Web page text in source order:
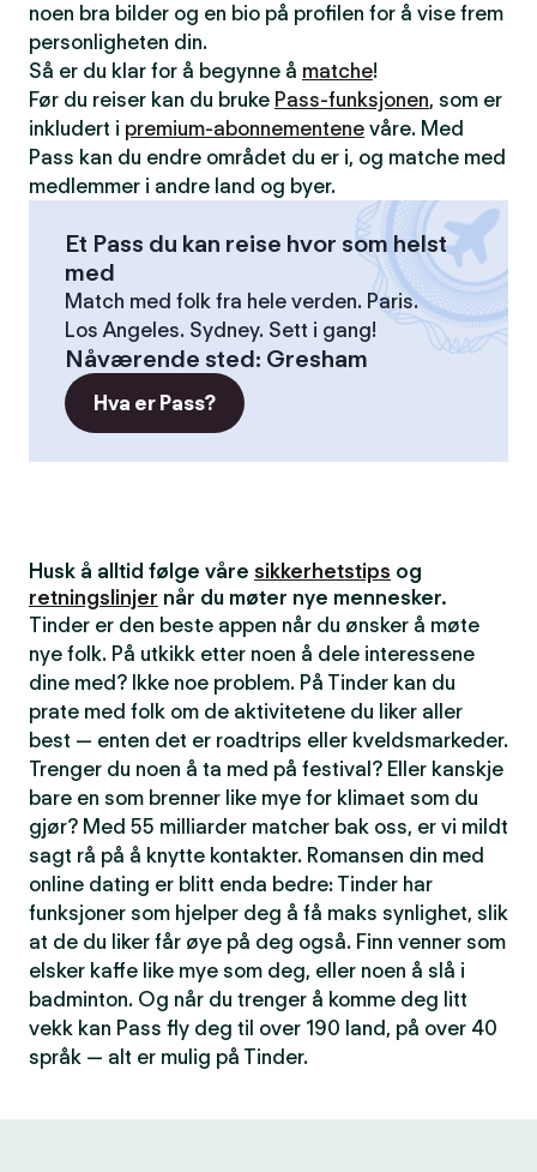
noen bra bilder og en bio på profilen for å vise frem
personligheten din.
Så er du klar for å begynne å matche!
Før du reiser kan du bruke Pass-funksjonen, som er
inkludert i premium-abonnementene våre. Med
Pass kan du endre området du er i, og matche med
medlemmer i andre land og byer.
Et Pass du kan reise hvor som helst
med
Match med folk fra hele verden. Paris.
Los Angeles. Sydney. Sett i gang!
Nåværende sted: Gresham
Hva er Pass?
Husk å alltid følge våre sikkerhetstips og
retningslinjer når du møter nye mennesker.
Tinder er den beste appen når du ønsker å møte
nye folk. På utkikk etter noen å dele interessene
dine med? Ikke noe problem. På Tinder kan du
prate med folk om de aktivitetene du liker aller
best — enten det er roadtrips eller kveldsmarkeder.
Trenger du noen å ta med på festival? Eller kanskje
bare en som brenner like mye for klimaet som du
gjør? Med 55 milliarder matcher bak oss, er vi mildt
sagt rå på å knytte kontakter. Romansen din med
online dating er blitt enda bedre: Tinder har
funksjoner som hjelper deg å få maks synlighet, slik
at de du liker får øye på deg også. Finn venner som
elsker kaffe like mye som deg, eller noen å slå i
badminton. Og når du trenger å komme deg litt
vekk kan Pass fly deg til over 190 land, på over 40
språk — alt er mulig på Tinder.